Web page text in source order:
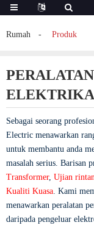
Rumah Produk
Sebagai seorang
Electric menawarkan
untuk membantu anda
masalah serius. Barisan
Transformer, Ujian
Kualiti Kuasa. Kami
menawarkan peralatan
daripada pengeluar